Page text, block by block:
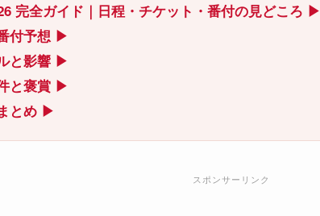
完全ガイド｜日程・チケット・番付の見どころ ▶
付予想 ▶
と影響 ▶
と褒賞 ▶
とめ ▶
スポンサーリンク